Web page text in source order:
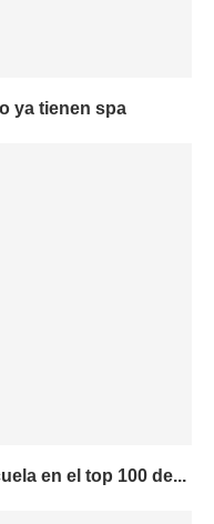
ya tienen spa
en el top 100 de...